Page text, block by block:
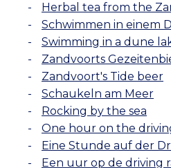
Herbal tea from the
Schwimmen in einem
Swimming in a dune
Zandvoorts
Zandvoort's Tide beer
Schaukeln am Meer
Rocking by the sea
One hour on the
Eine Stunde auf der
Een uur op de driving